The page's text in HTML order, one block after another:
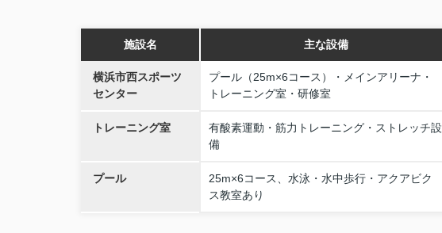
施設名 主な設備
横浜市西スポーツ
センター
プール（25m×6コース）・メインアリーナ・
トレーニング室・研修室
トレーニング室
有酸素運動・筋力トレーニング・ストレッチ設
備
プール
25m×6コース、水泳・水中歩行・アクアビク
ス教室あり